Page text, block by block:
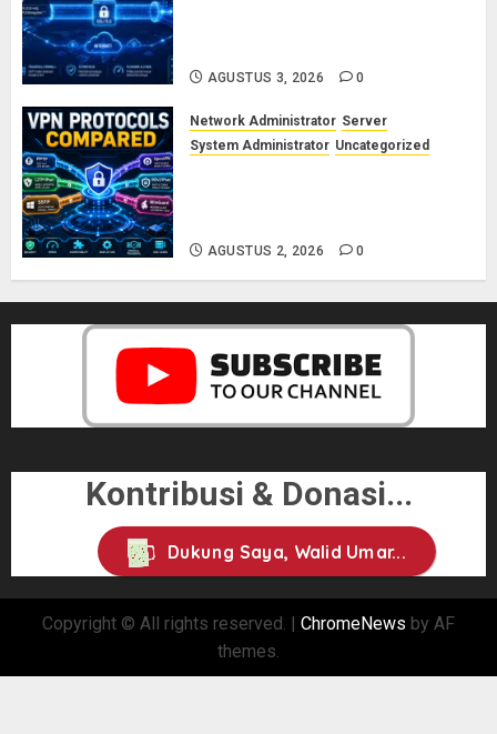
AGUSTUS 3, 2026 0
Network Administrator Server
System Administrator Uncategorized
AGUSTUS 2, 2026 0
Kontribusi & Donasi...
Dukung Saya, Walid Umar...
Copyright © All rights reserved. | ChromeNews by AF
themes.